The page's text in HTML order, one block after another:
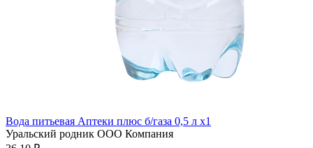
Вода питьевая Аптеки плюс б/газа 0,5 л x1
Уральский родник ООО Компания